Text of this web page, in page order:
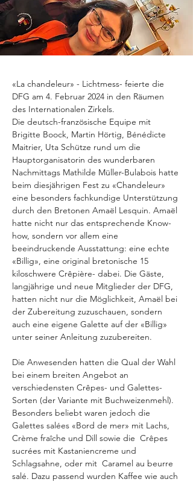
«La chandeleur» - Lichtmess- feierte die
DFG am 4. Februar 2024 in den Räumen
des Internationalen Zirkels.
Die deutsch-französische Equipe mit
Brigitte Boock, Martin Hörtig, Bénédicte
Maitrier, Uta Schütze rund um die
Hauptorganisatorin des wunderbaren
Nachmittags Mathilde Müller-Bulabois hatte
beim diesjährigen Fest zu «Chandeleur»
eine besonders fachkundige Unterstützung
durch den Bretonen Amaël Lesquin. Amaël
hatte nicht nur das entsprechende Know-
how, sondern vor allem eine
beeindruckende Ausstattung: eine echte
«Billig», eine original bretonische 15
kiloschwere Crêpière- dabei. Die Gäste,
langjährige und neue Mitglieder der DFG,
hatten nicht nur die Möglichkeit, Amaël bei
der Zubereitung zuzuschauen, sondern
auch eine eigene Galette auf der «Billig»
unter seiner Anleitung zuzubereiten.
Die Anwesenden hatten die Qual der Wahl
bei einem breiten Angebot an
verschiedensten Crêpes- und Galettes-
Sorten (der Variante mit Buchweizenmehl).
Besonders beliebt waren jedoch die
Galettes salées «Bord de mer» mit Lachs,
Crème fraîche und Dill sowie die Crêpes
sucrées mit Kastaniencreme und
Schlagsahne, oder mit Caramel au beurre
salé. Dazu passend wurden Kaffee wie auch